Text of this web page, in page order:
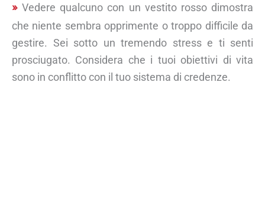
Vedere qualcuno con un vestito rosso dimostra
che niente sembra opprimente o troppo difficile da
gestire. Sei sotto un tremendo stress e ti senti
prosciugato. Considera che i tuoi obiettivi di vita
sono in conflitto con il tuo sistema di credenze.